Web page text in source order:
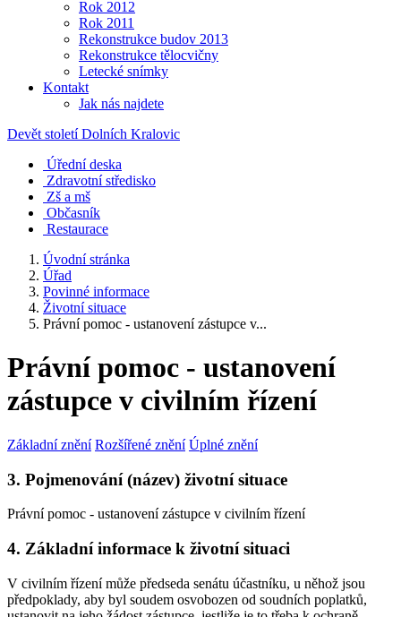
Rok 2012
Rok 2011
Rekonstrukce budov 2013
Rekonstrukce tělocvičny
Letecké snímky
Kontakt
Jak nás najdete
Devět století Dolních Kralovic
Úřední deska
Zdravotní středisko
Zš a mš
Občasník
Restaurace
Úvodní stránka
Úřad
Povinné informace
Životní situace
Právní pomoc - ustanovení zástupce v...
Právní pomoc - ustanovení
zástupce v civilním řízení
Základní znění Rozšířené znění Úplné znění
3. Pojmenování (název) životní situace
Právní pomoc - ustanovení zástupce v civilním řízení
4. Základní informace k životní situaci
V civilním řízení může předseda senátu účastníku, u něhož jsou
předpoklady, aby byl soudem osvobozen od soudních poplatků,